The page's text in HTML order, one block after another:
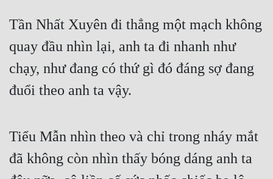
Ngôn Tình
Ngược
Nữ Phụ
Phong Thủy - Tâm Linh
Tần Nhất Xuyên đi thẳng một mạch không
quay đầu nhìn lại, anh ta đi nhanh như
chạy, như đang có thứ gì đó đáng sợ đang
đuổi theo anh ta vậy.
Tiểu Mẫn nhìn theo và chỉ trong nháy mắt
đã không còn nhìn thấy bóng dáng anh ta